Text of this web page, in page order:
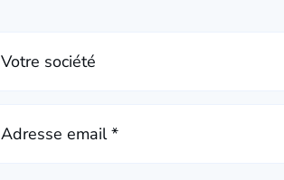
Votre société
Adresse email *